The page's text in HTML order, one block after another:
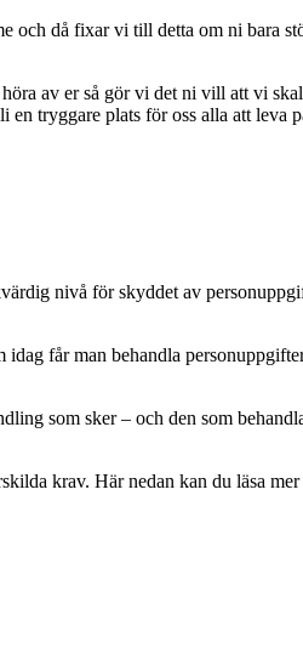
då fixar vi till detta om ni bara
av er så gör vi det ni vill att vi
en tryggare plats för oss alla att leva
nivå för skyddet av
får man behandla
som sker – och den som
krav. Här nedan kan du läsa